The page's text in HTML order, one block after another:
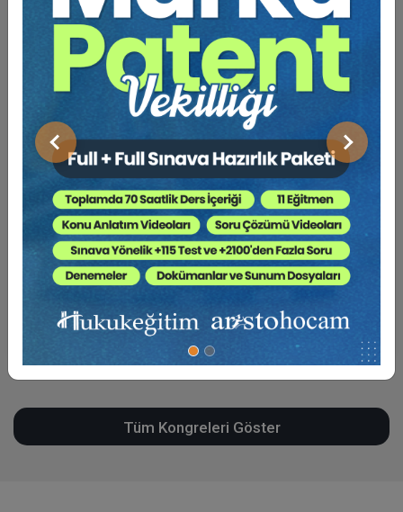
Önceki Sonraki
Sertifika Tekrar İzle Ekli Dosya
19-20-21 Kasım 2026
XIV. TÜKETİCİ HUKUKU KONGRESİ (Erken Kayıt
İndirimli)
1000 TL
750 TL Sepete Ekle
Tüm Kongreleri Göster